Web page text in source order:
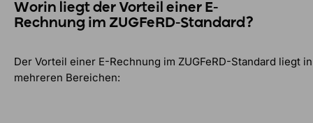
Worin liegt der Vorteil einer E-
Rechnung im ZUGFeRD-Standard?
Der Vorteil einer E-Rechnung im ZUGFeRD-Standard liegt in
mehreren Bereichen: